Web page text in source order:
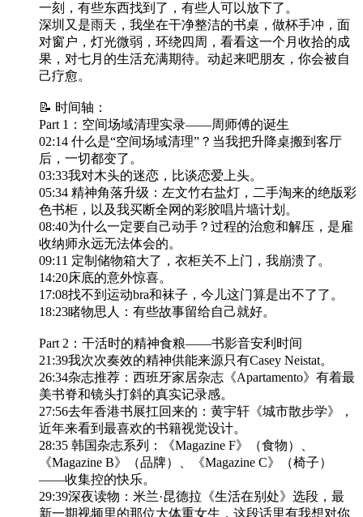
一刻，有些东西找到了，有些人可以放下了。
深圳又是雨天，我坐在干净整洁的书桌，做杯手冲，面
对窗户，灯光微弱，环绕四周，看看这一个月收拾的成
果，对七月的生活充满期待。动起来吧朋友，你会被自
己疗愈。
📝 时间轴：
Part 1：空间场域清理实录——周师傅的诞生
02:14 什么是“空间场域清理”？当我把升降桌搬到客厅
后，一切都变了。
03:33我对木头的迷恋，比谈恋爱上头。
05:34 精神角落升级：左文竹右盐灯，二手淘来的绝版彩
色书柜，以及我买断全网的彩胶唱片墙计划。
08:40为什么一定要自己动手？过程的治愈和解压，是雇
收纳师永远无法体会的。
09:11 定制储物箱大了，衣柜关不上门，我崩溃了。
14:20床底的意外惊喜。
17:08找不到运动bra和袜子，今儿这门算是出不了了。
18:23睹物思人：有些故事留给自己就好。
Part 2：干活时的精神食粮——书影音安利时间
21:39我次次奏效的精神供能来源只有Casey Neistat。
26:34杂志推荐：西班牙家居杂志《Apartamento》有着最
美书脊和镜头打斜的真实记录感。
27:56去年香港书展扛回来的：黄宇轩《城市散步学》，
近年来看到最喜欢的书籍视觉设计。
28:35 韩国杂志系列：《Magazine F》（食物）、
《Magazine B》（品牌）、《Magazine C》（椅子）
——收集控的快乐。
29:39深夜读物：米兰·昆德拉《生活在别处》选段，最
新一期视频里的那位大体重女生，这段话里有我想对你